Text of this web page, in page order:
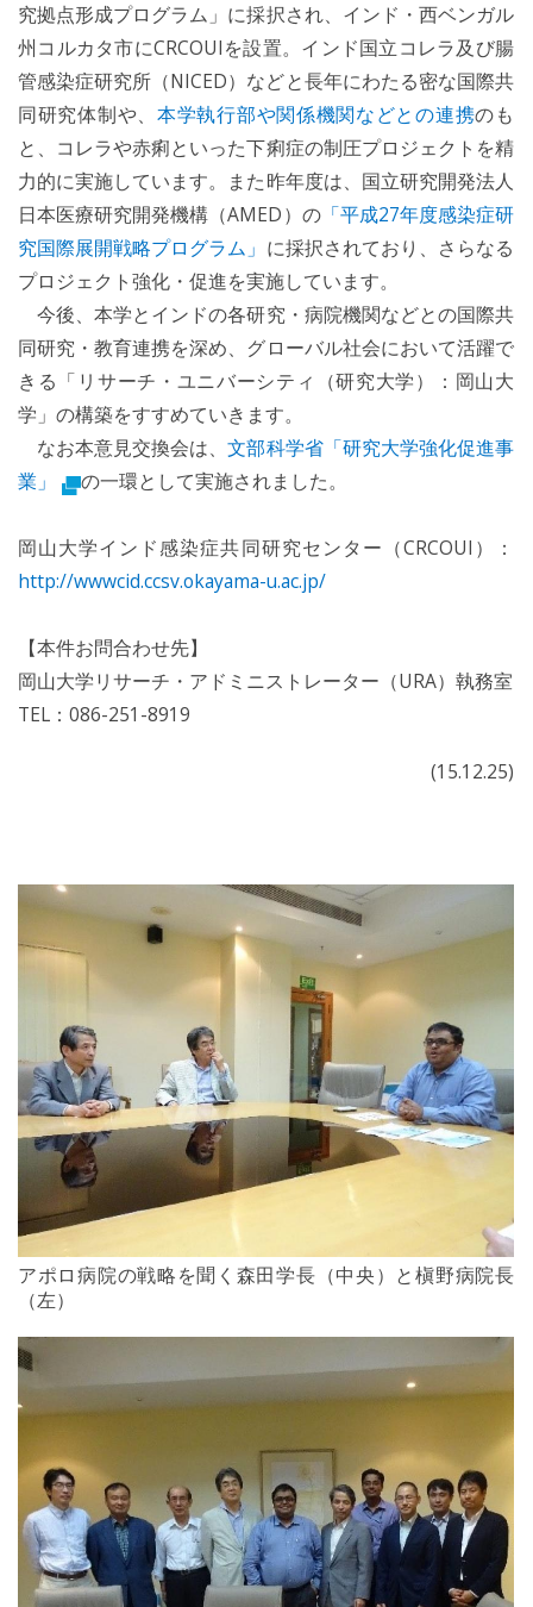
究拠点形成プログラム」に採択され、インド・西ベンガル
州コルカタ市にCRCOUIを設置。インド国立コレラ及び腸
管感染症研究所（NICED）などと長年にわたる密な国際共
同研究体制や、 本学執行部や関係機関などとの連携のも
と、コレラや赤痢といった下痢症の制圧プロジェクトを精
力的に実施しています。また昨年度は、国立研究開発法人
日本医療研究開発機構（AMED）の「平成27年度感染症研
究国際展開戦略プログラム」 に採択されており、さらなる
プロジェクト強化・促進を実施しています。
今後、本学とインドの各研究・病院機関などとの国際共
同研究・教育連携を深め、グローバル社会において活躍で
きる「リサーチ・ユニバーシティ（研究大学）：岡山大
学」の構築をすすめていきます。
なお本意見交換会は、文部科学省「研究大学強化促進事
業」
の一環として実施されました。
岡山大学インド感染症共同研究センター（CRCOUI）：
http://wwwcid.ccsv.okayama-u.ac.jp/
【本件お問合わせ先】
岡山大学リサーチ・アドミニストレーター（URA）執務室
TEL：086-251-8919
(15.12.25)
アポロ病院の戦略を聞く森田学長（中央）と槇野病院長
（左）